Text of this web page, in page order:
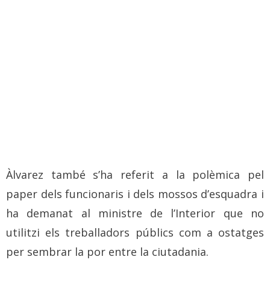
Àlvarez també s’ha referit a la polèmica pel
paper dels funcionaris i dels mossos d’esquadra i
ha demanat al ministre de l’Interior que no
utilitzi els treballadors públics com a ostatges
per sembrar la por entre la ciutadania.